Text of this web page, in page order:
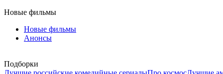
Новые фильмы
Новые фильмы
Анонсы
Подборки